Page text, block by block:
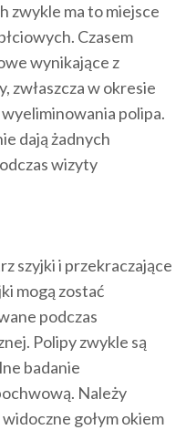
zwykle ma to miejsce
Czasem
wynikające z
zwłaszcza w okresie
polipa.
dają żadnych
wizyty
szyjki i przekraczające
mogą zostać
podczas
Polipy zwykle są
badanie
Należy
gołym okiem